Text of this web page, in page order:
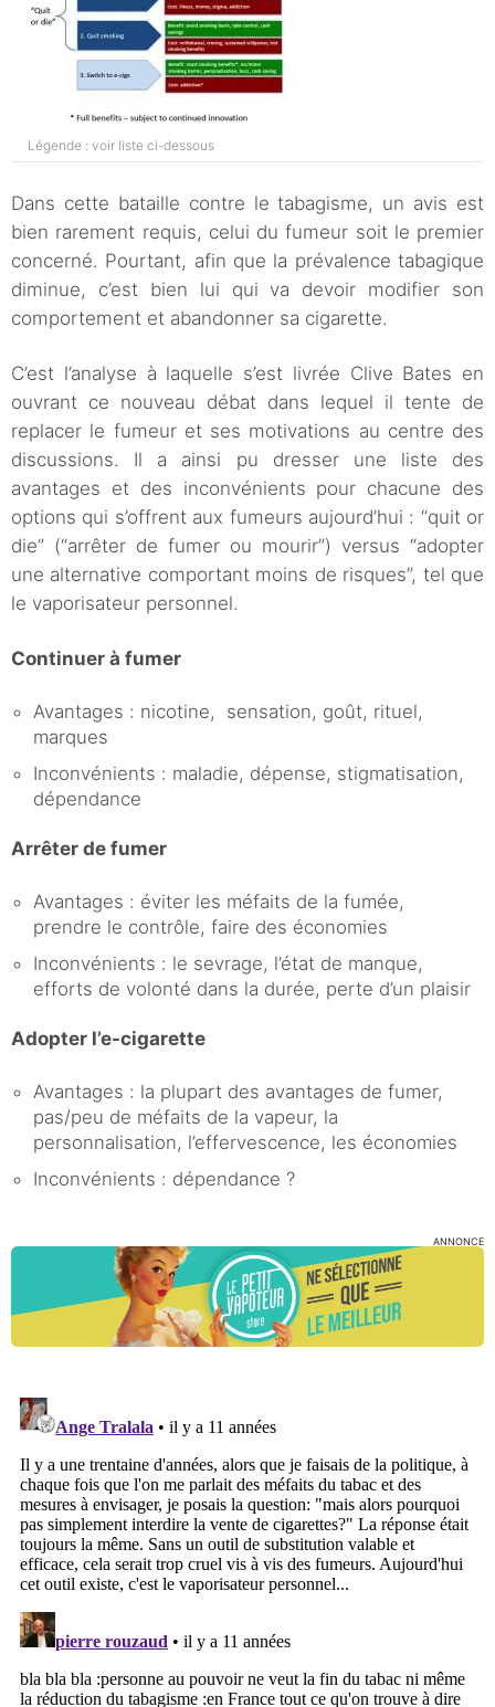
Légende : voir liste ci-dessous
Dans cette bataille contre le tabagisme, un avis est
bien rarement requis, celui du fumeur soit le premier
concerné. Pourtant, afin que la prévalence tabagique
diminue, c’est bien lui qui va devoir modifier son
comportement et abandonner sa cigarette.
C’est l’analyse à laquelle s’est livrée Clive Bates en
ouvrant ce nouveau débat dans lequel il tente de
replacer le fumeur et ses motivations au centre des
discussions. Il a ainsi pu dresser une liste des
avantages et des inconvénients pour chacune des
options qui s’offrent aux fumeurs aujourd’hui : “quit or
die” (“arrêter de fumer ou mourir”) versus “adopter
une alternative comportant moins de risques”, tel que
le vaporisateur personnel.
Continuer à fumer
Avantages : nicotine, sensation, goût, rituel,
marques
Inconvénients : maladie, dépense, stigmatisation,
dépendance
Arrêter de fumer
Avantages : éviter les méfaits de la fumée,
prendre le contrôle, faire des économies
Inconvénients : le sevrage, l’état de manque,
efforts de volonté dans la durée, perte d’un plaisir
Adopter l’e-cigarette
Avantages : la plupart des avantages de fumer,
pas/peu de méfaits de la vapeur, la
personnalisation, l’effervescence, les économies
Inconvénients : dépendance ?
ANNONCE